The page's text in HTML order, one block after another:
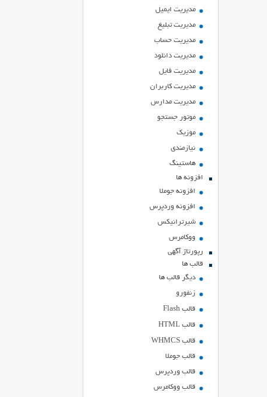
مدیریت ایمیل
مدیریت تبلیغ
مدیریت حساب
مدیریت دانلود
مدیریت فایل
مدیریت کاربران
مدیریت مدارس
موتور جستجو
موزیک
نیازمندی
هاستينگ
افزونه ها
افزونه جوملا
افزونه وردپرس
شیرترانیکس
ووکامرس
رپورتاژ آگهی
قالب ها
دیگر قالب ها
زنفورو
قالب Flash
قالب HTML
قالب WHMCS
قالب جوملا
قالب وردپرس
قالب ووکامرس